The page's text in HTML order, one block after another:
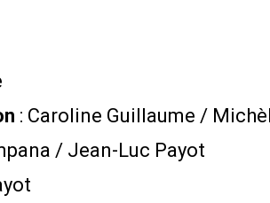
: Caroline Guillaume /
/ Jean-Luc Payot